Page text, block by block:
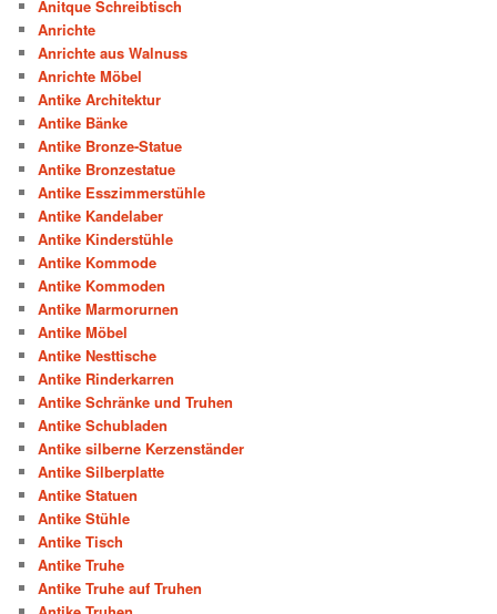
Anitque Schreibtisch
Anrichte
Anrichte aus Walnuss
Anrichte Möbel
Antike Architektur
Antike Bänke
Antike Bronze-Statue
Antike Bronzestatue
Antike Esszimmerstühle
Antike Kandelaber
Antike Kinderstühle
Antike Kommode
Antike Kommoden
Antike Marmorurnen
Antike Möbel
Antike Nesttische
Antike Rinderkarren
Antike Schränke und Truhen
Antike Schubladen
Antike silberne Kerzenständer
Antike Silberplatte
Antike Statuen
Antike Stühle
Antike Tisch
Antike Truhe
Antike Truhe auf Truhen